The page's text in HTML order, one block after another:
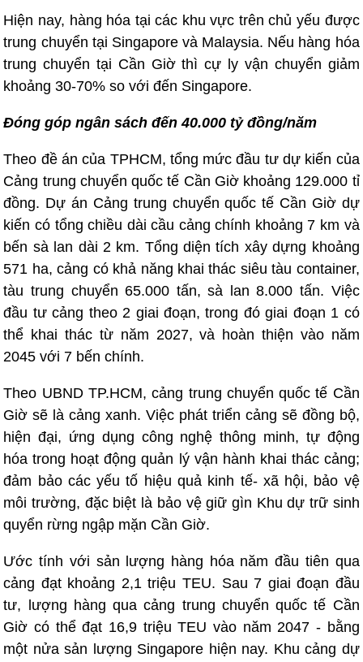
Hiện nay, hàng hóa tại các khu vực trên chủ yếu được
trung chuyển tại Singapore và Malaysia. Nếu hàng hóa
trung chuyển tại Cần Giờ thì cự ly vận chuyển giảm
khoảng 30-70% so với đến Singapore.
Đóng góp ngân sách đến 40.000 tỷ đồng/năm
Theo đề án của TPHCM, tổng mức đầu tư dự kiến của
Cảng trung chuyển quốc tế Cần Giờ khoảng 129.000 tỉ
đồng. Dự án Cảng trung chuyển quốc tế Cần Giờ dự
kiến có tổng chiều dài cầu cảng chính khoảng 7 km và
bến sà lan dài 2 km. Tổng diện tích xây dựng khoảng
571 ha, cảng có khả năng khai thác siêu tàu container,
tàu trung chuyển 65.000 tấn, sà lan 8.000 tấn. Việc
đầu tư cảng theo 2 giai đoạn, trong đó giai đoạn 1 có
thể khai thác từ năm 2027, và hoàn thiện vào năm
2045 với 7 bến chính.
Theo UBND TP.HCM, cảng trung chuyển quốc tế Cần
Giờ sẽ là cảng xanh. Việc phát triển cảng sẽ đồng bộ,
hiện đại, ứng dụng công nghệ thông minh, tự động
hóa trong hoạt động quản lý vận hành khai thác cảng;
đảm bảo các yếu tố hiệu quả kinh tế- xã hội, bảo vệ
môi trường, đặc biệt là bảo vệ giữ gìn Khu dự trữ sinh
quyển rừng ngập mặn Cần Giờ.
Ước tính với sản lượng hàng hóa năm đầu tiên qua
cảng đạt khoảng 2,1 triệu TEU. Sau 7 giai đoạn đầu
tư, lượng hàng qua cảng trung chuyển quốc tế Cần
Giờ có thể đạt 16,9 triệu TEU vào năm 2047 - bằng
một nửa sản lượng Singapore hiện nay. Khu cảng dự